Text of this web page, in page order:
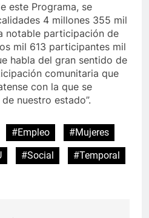
este Programa, se
4 millones 355 mil
notable participación de
mil 613 participantes mil
habla del gran sentido de
comunitaria que
con la que se
nuestro estado”.
#Empleo
#Mujeres
#Social
#Temporal